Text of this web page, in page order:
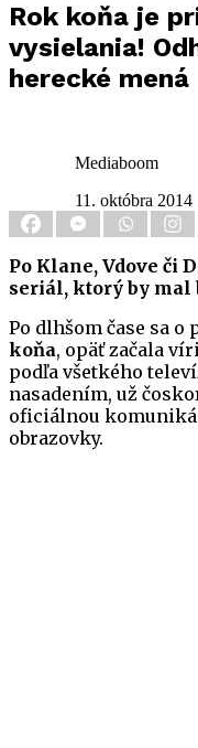
Rok koňa je
vysielania!
herecké mená
Mediaboom
11. októbra 2014
Po Klane, Vdove či
seriál, ktorý by mal
Po dlhšom čase sa
koňa, opäť začala
podľa všetkého
nasadením, už
oficiálnou
obrazovky.